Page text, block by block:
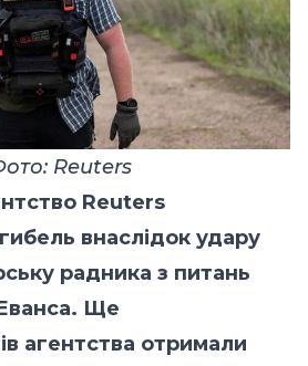
Reuters
Reuters
внаслідок удару
радника з питань
Ще
агентства отримали